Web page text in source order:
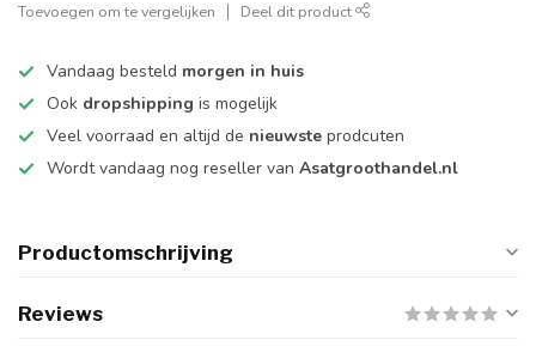
Toevoegen om te vergelijken Deel dit product
Vandaag besteld morgen in huis
Ook dropshipping is mogelijk
Veel voorraad en altijd de nieuwste prodcuten
Wordt vandaag nog reseller van Asatgroothandel.nl
Productomschrijving
Reviews